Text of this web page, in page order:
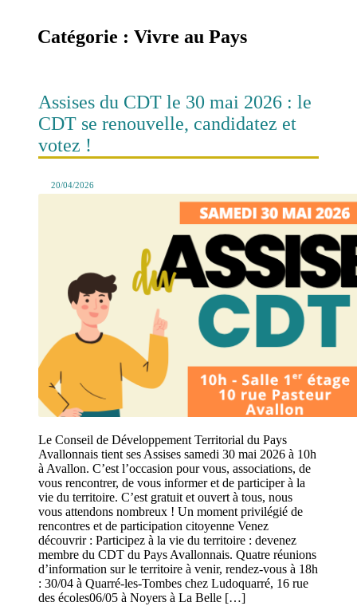
Catégorie : Vivre au Pays
Assises du CDT le 30 mai 2026 : le
CDT se renouvelle, candidatez et
votez !
20/04/2026
Le Conseil de Développement Territorial du Pays
Avallonnais tient ses Assises samedi 30 mai 2026 à 10h
à Avallon. C’est l’occasion pour vous, associations, de
vous rencontrer, de vous informer et de participer à la
vie du territoire. C’est gratuit et ouvert à tous, nous
vous attendons nombreux ! Un moment privilégié de
rencontres et de participation citoyenne Venez
découvrir : Participez à la vie du territoire : devenez
membre du CDT du Pays Avallonnais. Quatre réunions
d’information sur le territoire à venir, rendez-vous à 18h
: 30/04 à Quarré-les-Tombes chez Ludoquarré, 16 rue
des écoles06/05 à Noyers à La Belle […]